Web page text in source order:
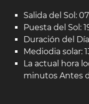
Salida del Sol:
Puesta del Sol:
Duración del
Mediodia solar:
La actual hora
minutos Antes